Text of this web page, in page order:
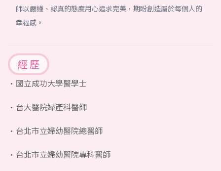
師以嚴謹、認真的態度用心追求完美，期盼創造屬於每個人的
幸福感。
經 歷
國立成功大學醫學士
台大醫院婦產科醫師
台北市立婦幼醫院總醫師
台北市立婦幼醫院專科醫師